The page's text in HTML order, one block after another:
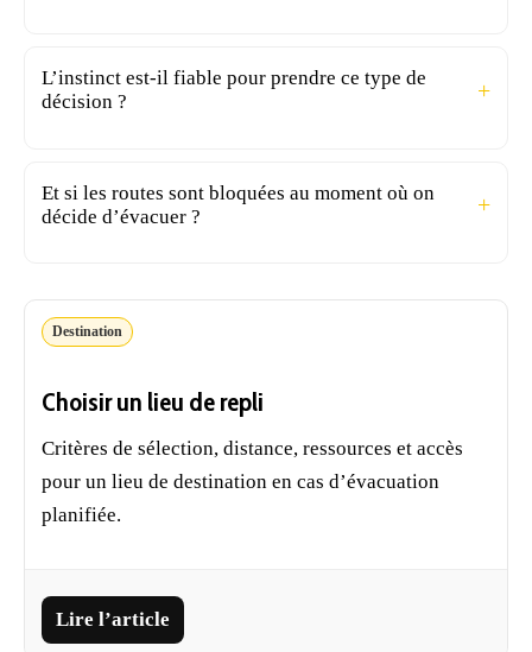
L’instinct est-il fiable pour prendre ce type de
décision ?
Et si les routes sont bloquées au moment où on
décide d’évacuer ?
Destination
Choisir un lieu de repli
Critères de sélection, distance, ressources et accès
pour un lieu de destination en cas d’évacuation
planifiée.
Lire l’article